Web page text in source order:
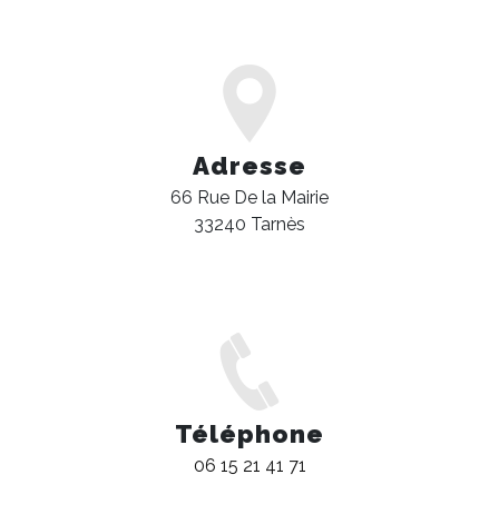
Adresse
66 Rue De la Mairie
33240 Tarnès
Téléphone
06 15 21 41 71